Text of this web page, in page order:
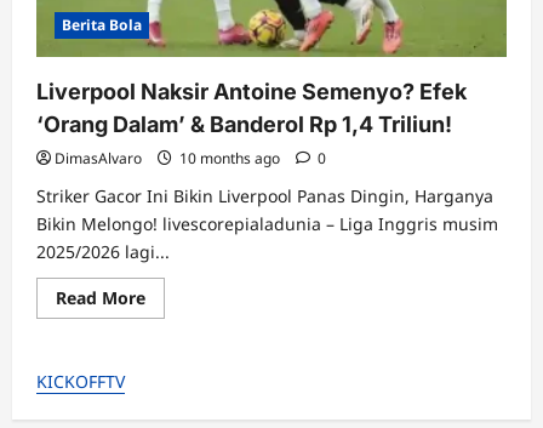
Berita Bola
Liverpool Naksir Antoine Semenyo? Efek
‘Orang Dalam’ & Banderol Rp 1,4 Triliun!
DimasAlvaro 10 months ago 0
Striker Gacor Ini Bikin Liverpool Panas Dingin, Harganya
Bikin Melongo! livescorepialadunia – Liga Inggris musim
2025/2026 lagi...
Read MoreRead
more
Efek
KICKOFFTV